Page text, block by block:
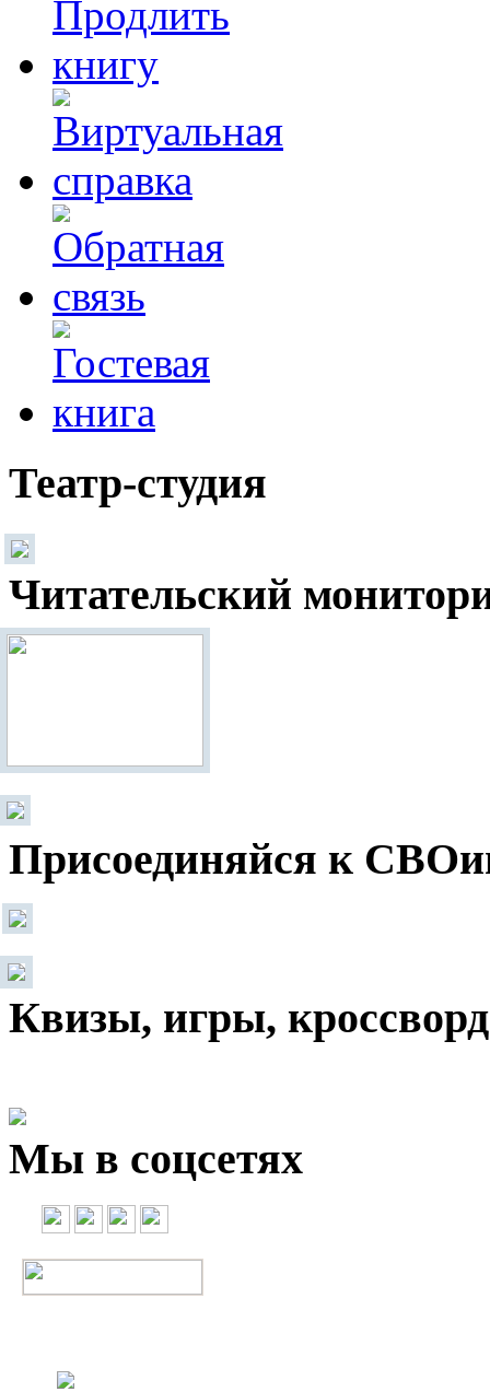
Театр-студия
Читательский
Присоединяйся к
Квизы, игры,
Мы в соцсетях